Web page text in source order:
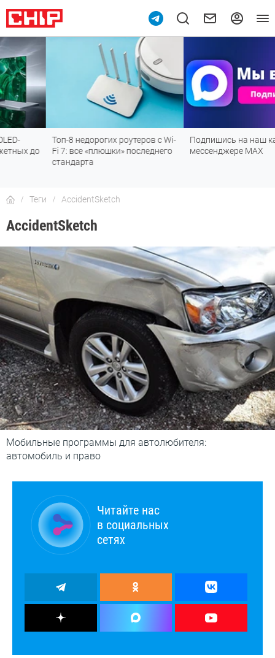
Топ-8 недорогих роутеров с Wi-
Fi 7: все «плюшки» последнего
Подпишись на наш канал в
мессенджере МАХ
Теги AccidentSketch
AccidentSketch
Мобильные программы для автолюбителя:
автомобиль и право
Читайте нас
в социальных
сетях